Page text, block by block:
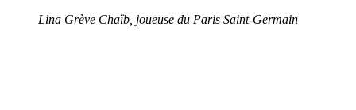
Lina Grève Chaïb, joueuse du Paris Saint-Germain